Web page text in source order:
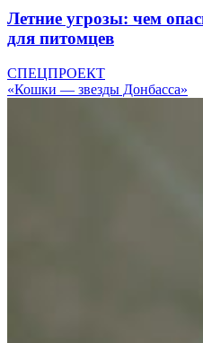
Летние угрозы: чем
для питомцев
СПЕЦПРОЕКТ
«Кошки — звезды Донбасса»